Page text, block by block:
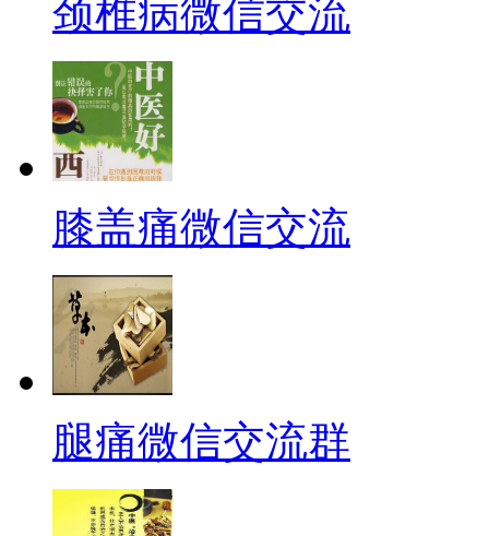
颈椎病微信交流
膝盖痛微信交流
腿痛微信交流群